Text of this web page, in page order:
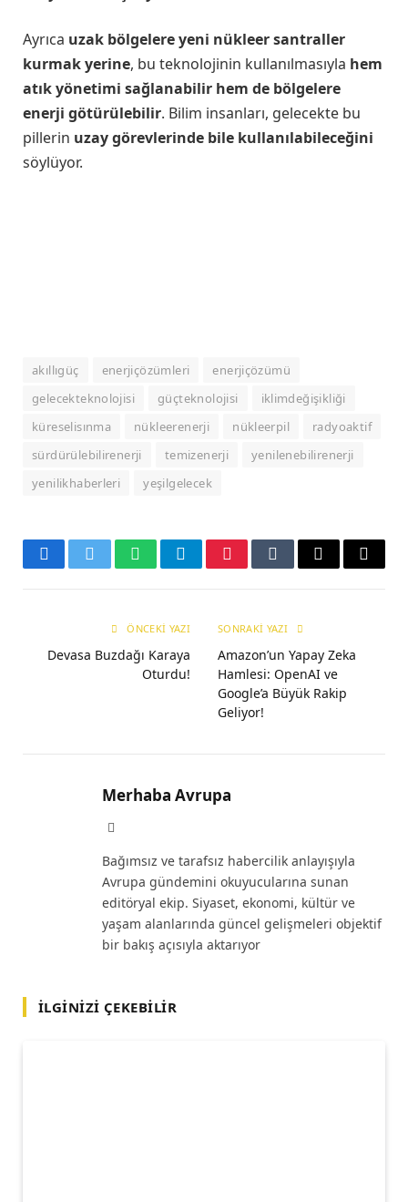
Ayrıca uzak bölgelere yeni nükleer santraller
kurmak yerine, bu teknolojinin kullanılmasıyla hem
atık yönetimi sağlanabilir hem de bölgelere
enerji götürülebilir. Bilim insanları, gelecekte bu
pillerin uzay görevlerinde bile kullanılabileceğini
söylüyor.
akıllıgüç enerjiçözümleri
enerjiçözümü
gelecekteknolojisi
güçteknolojisi
iklimdeğişikliği
küreselisınma
nükleerenerji nükleerpil
radyoaktif
sürdürülebilirenerji
temizenerji
yenilenebilirenerji
yenilikhaberleri
yeşilgelecek
FacebookTwitterWhatsAppTelegramPinterestTumblrE-
Copy
ÖNCEKI YAZI
Devasa Buzdağı Karaya
Oturdu!
SONRAKI YAZI
Amazon’un Yapay Zeka
Hamlesi: OpenAI ve
Google’a Büyük Rakip
Geliyor!
Merhaba Avrupa
Bağımsız ve tarafsız habercilik anlayışıyla
Avrupa gündemini okuyucularına sunan
editöryal ekip. Siyaset, ekonomi, kültür ve
yaşam alanlarında güncel gelişmeleri objektif
bir bakış açısıyla aktarıyor
İLGINIZI ÇEKEBILIR